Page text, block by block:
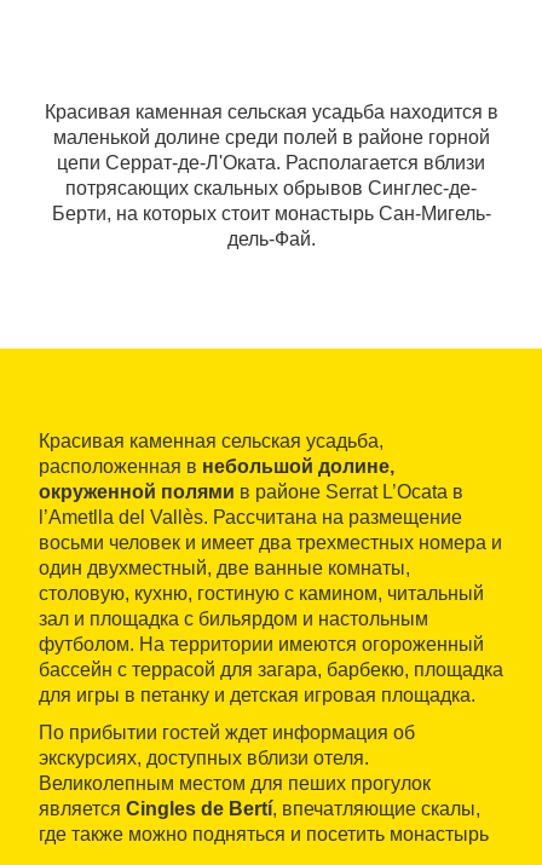
Красивая каменная сельская усадьба находится в
маленькой долине среди полей в районе горной
цепи Серрат-де-Л'Oката. Располагается вблизи
потрясающих скальных обрывов Синглес-де-
Берти, на которых стоит монастырь Сан-Мигель-
дель-Фай.
Красивая каменная сельская усадьба,
расположенная в небольшой долине,
окруженной полями в районе Serrat L’Ocata в
l’Ametlla del Vallès. Рассчитана на размещение
восьми человек и имеет два трехместных номера и
один двухместный, две ванные комнаты,
столовую, кухню, гостиную с камином, читальный
зал и площадка с бильярдом и настольным
футболом. На территории имеются огороженный
бассейн с террасой для загара, барбекю, площадка
для игры в петанку и детская игровая площадка.
По прибытии гостей ждет информация об
экскурсиях, доступных вблизи отеля.
Великолепным местом для пеших прогулок
является Cingles de Bertí, впечатляющие скалы,
где также можно подняться и посетить монастырь